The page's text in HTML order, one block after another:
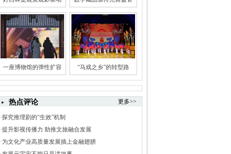
一座博物馆的弹性扩容 “马戏之乡”的转型路
热点评论 更多>>
·探究推理剧的“生效”机制
·提升影视传播力 助推文旅融合发展
·为文化产业高质量发展插上金融翅膀